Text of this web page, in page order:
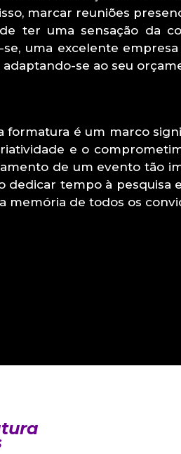
marcar reuniões
ter uma sensação da
uma excelente
se ao seu
formatura é um marco
e o
de um evento tão
dedicar tempo à pesquisa
memória de todos os